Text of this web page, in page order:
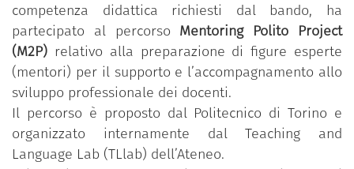
competenza didattica richiesti dal bando, ha
partecipato al percorso Mentoring Polito Project
(M2P) relativo alla preparazione di figure esperte
(mentori) per il supporto e l’accompagnamento allo
sviluppo professionale dei docenti.
Il percorso è proposto dal Politecnico di Torino e
organizzato internamente dal Teaching and
Language Lab (TLlab) dell’Ateneo.